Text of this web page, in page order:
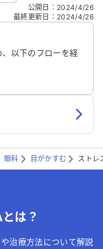
やご自身の病気の詳細な
公開日 ： 2024/4/26
最終更新日 ： 2024/4/26
以下のフローを経
眼科 目がかすむ ストレ
は？
治療方法について解説